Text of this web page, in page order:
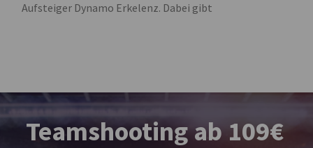
Aufsteiger Dynamo Erkelenz. Dabei gibt
Teamshooting ab 109€